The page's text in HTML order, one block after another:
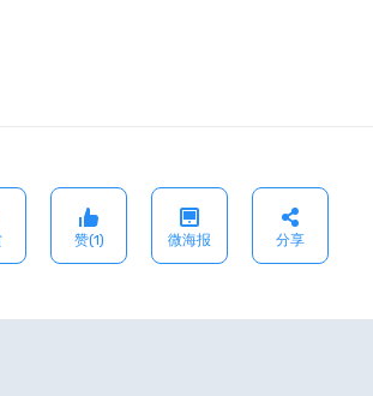
赞(1) 微海报 分享